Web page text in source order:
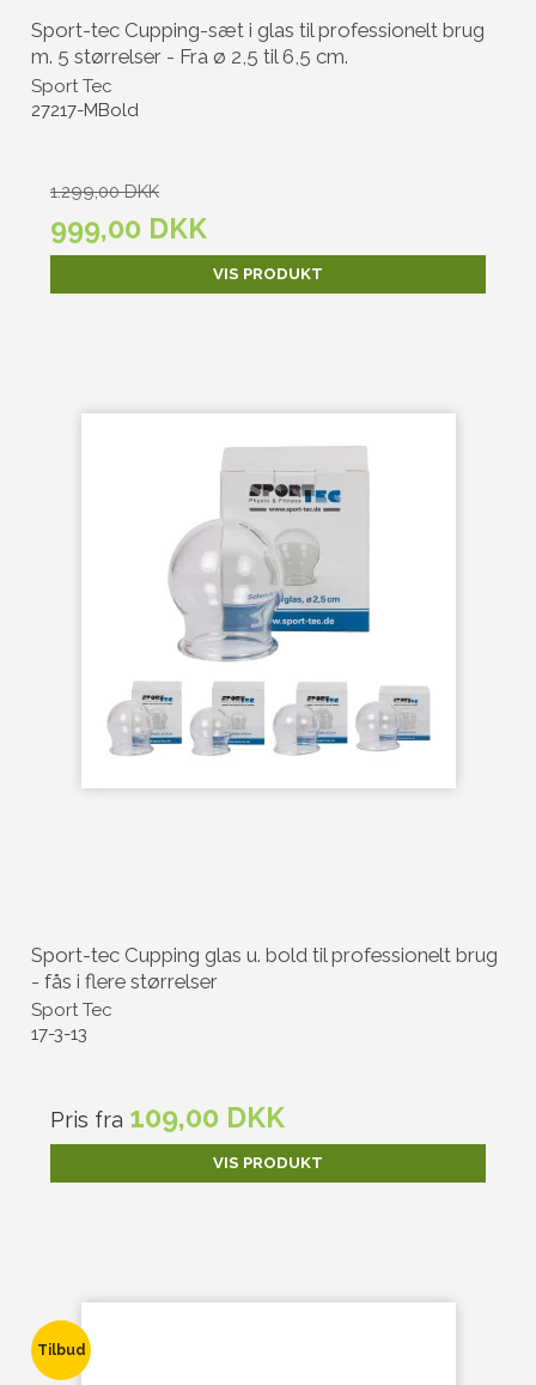
Sport-tec Cupping-sæt i glas til professionelt brug
m. 5 størrelser - Fra ø 2,5 til 6,5 cm.
Sport Tec
27217-MBold
1.299,00 DKK
999,00 DKK
VIS PRODUKT
Sport-tec Cupping glas u. bold til professionelt brug
- fås i flere størrelser
Sport Tec
17-3-13
Pris fra 109,00 DKK
VIS PRODUKT
Tilbud